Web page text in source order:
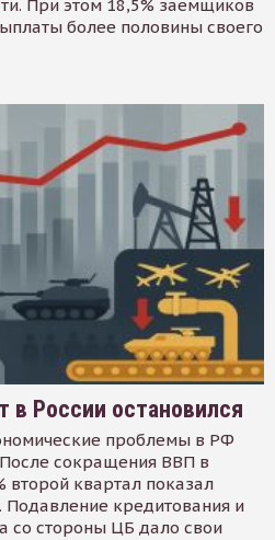
При этом 18,5% заемщиков
более половины своего
в России остановился
проблемы в РФ
После сокращения ВВП в
второй квартал показал
Подавление кредитования и
со стороны ЦБ дало свои